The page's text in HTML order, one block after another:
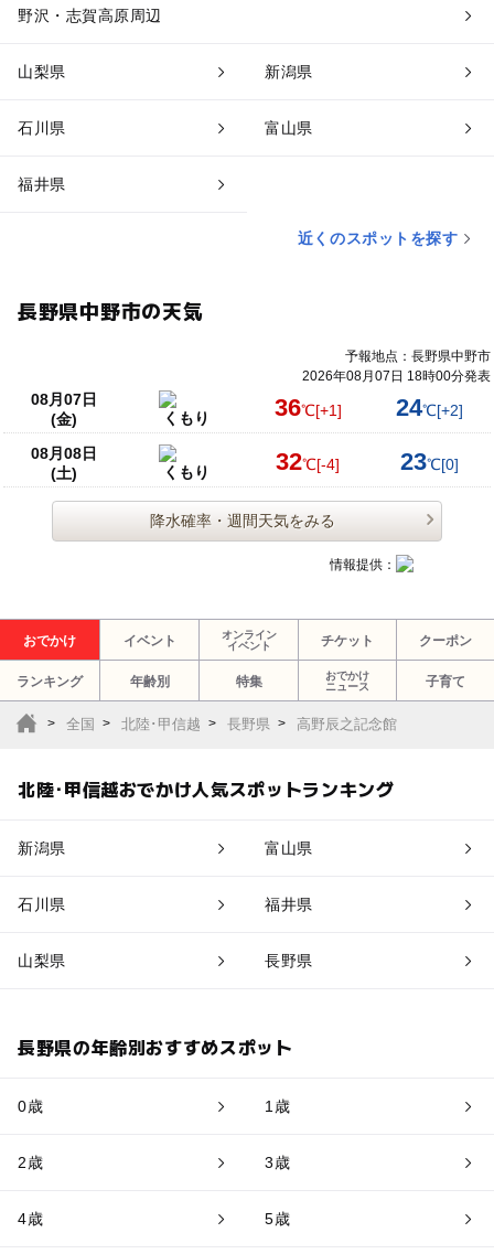
野沢・志賀高原周辺
山梨県 新潟県
石川県 富山県
福井県
近くのスポットを探す
長野県中野市の天気
予報地点：長野県中野市
2026年08月07日 18時00分発表
08月07日
(金)
くもり 36℃[+1] 24℃[+2]
08月08日
(土)
くもり 32℃[-4] 23℃[0]
降水確率・週間天気をみる
情報提供：
おでかけ イベント
オンライン
イベント
チケット クーポン
ランキング 年齢別 特集
おでかけ
ニュース
子育て
全国 北陸･甲信越 長野県 高野辰之記念館
北陸･甲信越おでかけ人気スポットランキング
新潟県 富山県
石川県 福井県
山梨県 長野県
長野県の年齢別おすすめスポット
0歳 1歳
2歳 3歳
4歳 5歳